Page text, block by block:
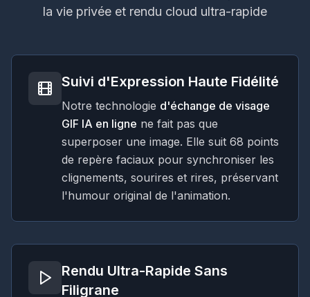
la vie privée et rendu cloud ultra-rapide
Suivi d'Expression Haute Fidélité
Notre technologie d'échange de visage
GIF IA en ligne ne fait pas que
superposer une image. Elle suit 68 points
de repère faciaux pour synchroniser les
clignements, sourires et rires, préservant
l'humour original de l'animation.
Rendu Ultra-Rapide Sans
Filigrane